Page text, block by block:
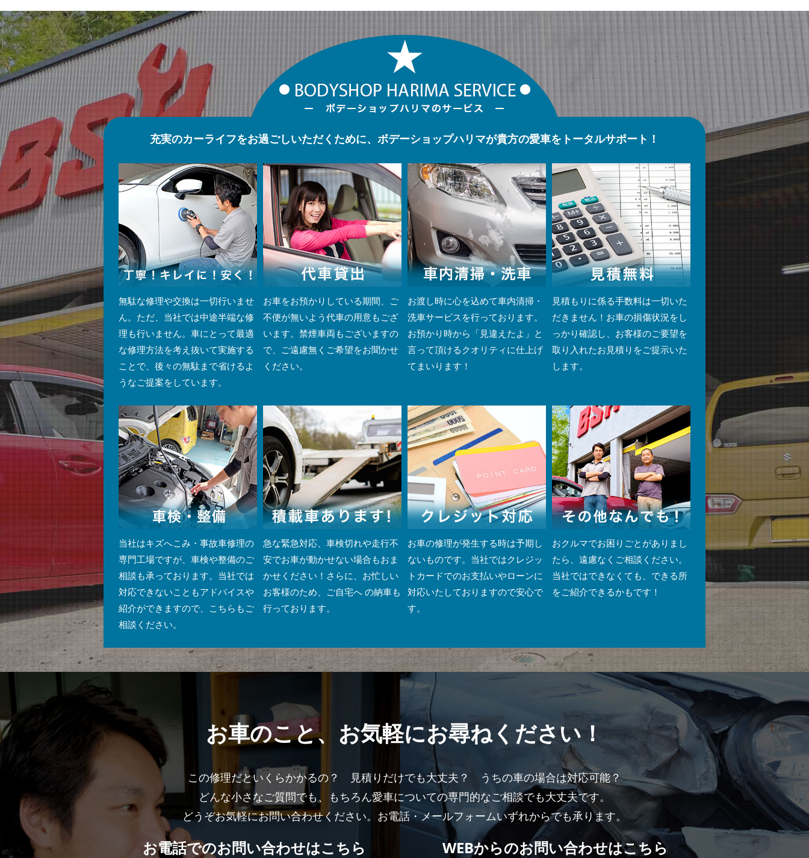
充実のカーライフをお過ごしいただくために、ボデーショップハリマが貴方の愛車をトータルサポート！
無駄な修理や交換は一切行いませ
ん。ただ、当社では中途半端な修
理も行いません。車にとって最適
な修理方法を考え抜いて実施する
ことで、後々の無駄まで省けるよ
うなご提案をしています。
お車をお預かりしている期間、ご
不便が無いよう代車の用意もござ
います。禁煙車両もございますの
で、ご遠慮無くご希望をお聞かせ
ください。
お渡し時に心を込めて車内清掃・
洗車サービスを行っております。
お預かり時から「見違えたよ」と
言って頂けるクオリティに仕上げ
てまいります！
見積もりに係る手数料は一切いた
だきません！お車の損傷状況をし
っかり確認し、お客様のご要望を
取り入れたお見積りをご提示いた
します。
当社はキズへこみ・事故車修理の
専門工場ですが、車検や整備のご
相談も承っております。当社では
対応できないこともアドバイスや
紹介ができますので、こちらもご
相談ください。
急な緊急対応、車検切れや走行不
安でお車が動かせない場合もおま
かせください！さらに、お忙しい
お客様のため、ご自宅へ の納⾞も
⾏っております。
お車の修理が発生する時は予期し
ないものです。当社ではクレジッ
トカードでのお支払いやローンに
対応いたしておりますので安心で
す。
おクルマでお困りごとがありまし
たら、遠慮なくご相談ください。
当社ではできなくても、できる所
をご紹介できるかもです！
お車のこと、 お気軽にお尋ねください！
この修理だといくらかかるの？ 見積りだけでも大丈夫？ うちの車の場合は対応可能？
どんな小さなご質問でも、もちろん愛車についての専門的なご相談でも大丈夫です。
どうぞお気軽にお問い合わせください。お電話・メールフォームいずれからでも承ります。
お電話でのお問い合わせはこちら WEBからのお問い合わせはこちら